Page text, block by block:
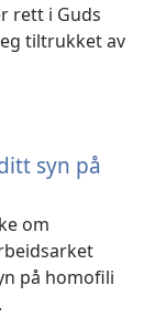
rett i Guds
tiltrukket av
syn på
om
på homofili